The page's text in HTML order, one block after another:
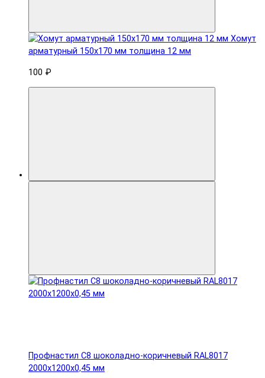
Хомут
арматурный 150x170 мм толщина 12 мм
100 ₽
Профнастил С8 шоколадно-коричневый RAL8017
2000х1200х0,45 мм